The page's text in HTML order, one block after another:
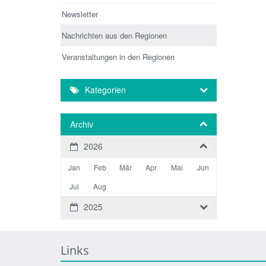
Newsletter
Nachrichten aus den Regionen
Veranstaltungen in den Regionen
Kategorien
Archiv
2026
Jan Feb Mär Apr Mai
Jun
Jul
Aug
2025
Links